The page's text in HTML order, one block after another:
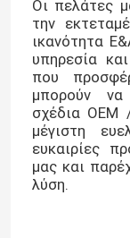
Οι πελάτες
την
ικανότητα
υπηρεσία
που
μπορούν να
σχέδια OEM
μέγιστη
ευκαιρίες
μας και
λύση.